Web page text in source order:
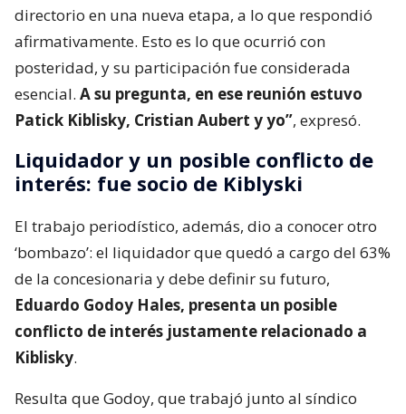
directorio en una nueva etapa, a lo que respondió
afirmativamente. Esto es lo que ocurrió con
posteridad, y su participación fue considerada
esencial. A su pregunta, en ese reunión estuvo
Patick Kiblisky, Cristian Aubert y yo”, expresó.
Liquidador y un posible conflicto de
interés: fue socio de Kiblyski
El trabajo periodístico, además, dio a conocer otro
‘bombazo’: el liquidador que quedó a cargo del 63%
de la concesionaria y debe definir su futuro,
Eduardo Godoy Hales, presenta un posible
conflicto de interés justamente relacionado a
Kiblisky.
Resulta que Godoy, que trabajó junto al síndico